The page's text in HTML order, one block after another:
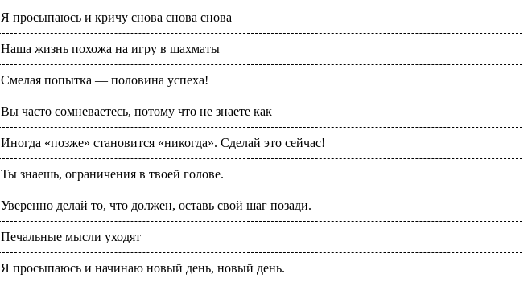
Я просыпаюсь и кричу снова снова снова
Наша жизнь похожа на игру в шахматы
Смелая попытка — половина успеха!
Вы часто сомневаетесь, потому что не знаете как
Иногда «позже» становится «никогда». Сделай это сейчас!
Ты знаешь, ограничения в твоей голове.
Уверенно делай то, что должен, оставь свой шаг позади.
Печальные мысли уходят
Я просыпаюсь и начинаю новый день, новый день.